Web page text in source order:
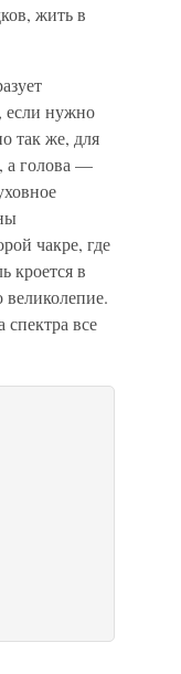
жить в
если нужно
так же, для
а голова —
чакре, где
кроется в
великолепие.
спектра все